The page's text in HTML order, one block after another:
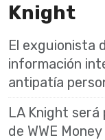
Knight
El exguionista
información
antipatía
LA Knight
de WWE